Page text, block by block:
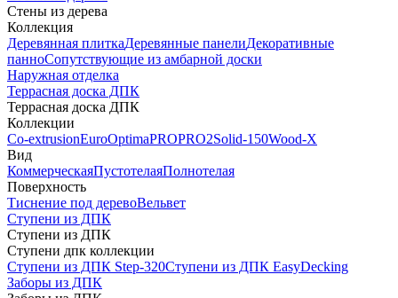
Стены из дерева
Коллекция
Деревянная плиткаДеревянные панелиДекоративные
панноСопутствующие из амбарной доски
Наружная отделка
Террасная доска ДПК
Террасная доска ДПК
Коллекции
Co-extrusionEuroOptimaPROPRO2Solid-150Wood-X
Вид
КоммерческаяПустотелаяПолнотелая
Поверхность
Тиснение под деревоВельвет
Ступени из ДПК
Ступени из ДПК
Ступени дпк коллекции
Ступени из ДПК Step-320Ступени из ДПК EasyDecking
Заборы из ДПК